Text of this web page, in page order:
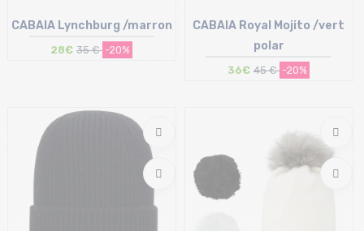
CABAIA Lynchburg /marron
28€ 35 € -20%
CABAIA Royal Mojito /vert
polar
36€ 45 € -20%